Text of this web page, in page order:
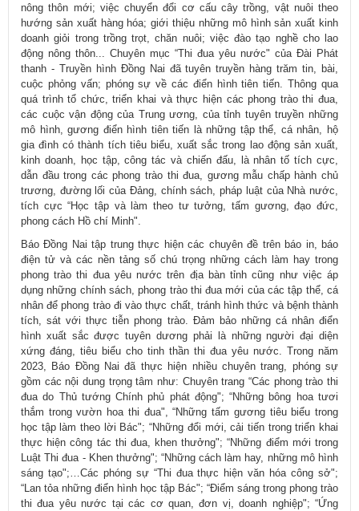
nông thôn mới; việc chuyển đổi cơ cấu cây trồng, vật nuôi theo
hướng sản xuất hàng hóa; giới thiệu những mô hình sản xuất kinh
doanh giỏi trong trồng trọt, chăn nuôi; việc đào tạo nghề cho lao
động nông thôn... Chuyên mục “Thi đua yêu nước" của Đài Phát
thanh - Truyền hình Đồng Nai đã tuyên truyền hàng trăm tin, bài,
cuộc phỏng vấn; phóng sự về các điển hình tiên tiến. Thông qua
quá trình tổ chức, triển khai và thực hiện các phong trào thi đua,
các cuộc vận động của Trung ương, của tỉnh tuyên truyền những
mô hình, gương điển hình tiên tiến là những tập thể, cá nhân, hộ
gia đình có thành tích tiêu biểu, xuất sắc trong lao động sản xuất,
kinh doanh, học tập, công tác và chiến đấu, là nhân tố tích cực,
dẫn đầu trong các phong trào thi đua, gương mẫu chấp hành chủ
trương, đường lối của Đảng, chính sách, pháp luật của Nhà nước,
tích cực “Học tập và làm theo tư tưởng, tấm gương, đạo đức,
phong cách Hồ chí Minh".
Báo Đồng Nai tập trung thực hiện các chuyên đề trên báo in, báo
điện tử và các nền tảng số chú trọng những cách làm hay trong
phong trào thi đua yêu nước trên địa bàn tỉnh cũng như việc áp
dụng những chính sách, phong trào thi đua mới của các tập thể, cá
nhân để phong trào đi vào thực chất, tránh hình thức và bệnh thành
tích, sát với thực tiễn phong trào. Đảm bảo những cá nhân điển
hình xuất sắc được tuyên dương phải là những người đại diện
xứng đáng, tiêu biểu cho tinh thần thi đua yêu nước. Trong năm
2023, Báo Đồng Nai đã thực hiện nhiều chuyên trang, phóng sự
gồm các nội dung trọng tâm như: Chuyên trang “Các phong trào thi
đua do Thủ tướng Chính phủ phát động"; “Những bông hoa tươi
thắm trong vườn hoa thi đua", “Những tấm gương tiêu biểu trong
học tập làm theo lời Bác"; “Những đổi mới, cải tiến trong triển khai
thực hiện công tác thi đua, khen thưởng"; “Những điểm mới trong
Luật Thi đua - Khen thưởng"; “Những cách làm hay, những mô hình
sáng tạo";…Các phóng sự “Thi đua thực hiện văn hóa công sở";
“Lan tỏa những điển hình học tập Bác"; “Điểm sáng trong phong trào
thi đua yêu nước tại các cơ quan, đơn vị, doanh nghiệp"; “Ứng